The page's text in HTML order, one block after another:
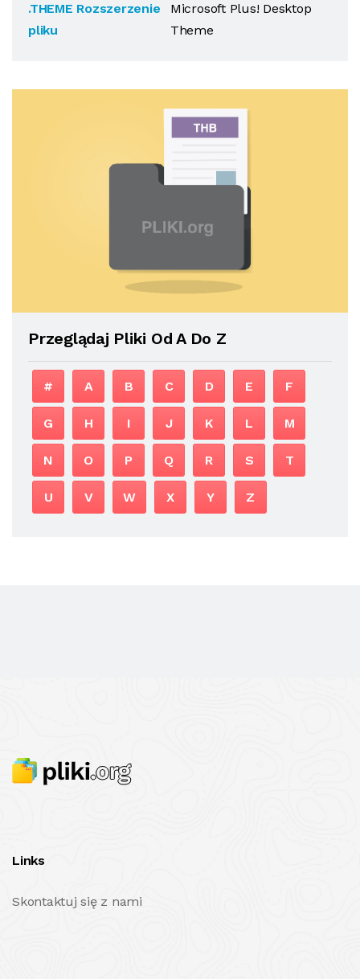
.THEME Rozszerzenie
pliku
Microsoft Plus! Desktop
Theme
Przeglądaj Pliki Od A Do Z
# A B C D E F
G H I J K L M
N O P Q R S T
U V W X Y Z
Links
Skontaktuj się z nami